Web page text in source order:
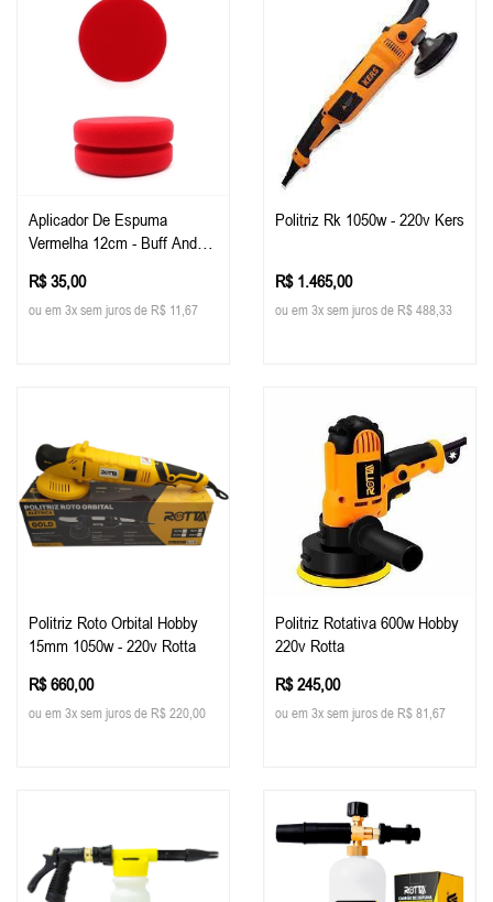
Aplicador De Espuma
Vermelha 12cm - Buff And
R$ 35,00
ou em 3x sem juros de R$ 11,67
Politriz Rk 1050w - 220v Kers
R$ 1.465,00
ou em 3x sem juros de R$ 488,33
Politriz Roto Orbital Hobby
15mm 1050w - 220v Rotta
R$ 660,00
ou em 3x sem juros de R$ 220,00
Politriz Rotativa 600w Hobby
220v Rotta
R$ 245,00
ou em 3x sem juros de R$ 81,67